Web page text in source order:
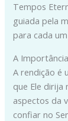
Tempos
guiada pela
para cada
A
A rendição é
que Ele dirija
aspectos da
confiar no